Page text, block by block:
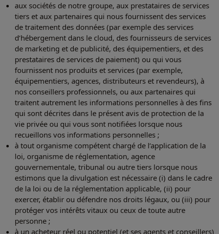
aux sociétés de notre groupe, aux prestataires de services
tiers et aux partenaires qui nous fournissent des services
de traitement des données (par exemple des services
d’hébergement dans le cloud, des fournisseurs de services
de marketing et de publicité, des équipementiers, et des
prestataires de services de paiement) ou qui vous
fournissent nos produits et services (par exemple,
équipementiers, agences, distributeurs et revendeurs), à
nos conseillers professionnels, ou aux partenaires qui
traitent autrement les informations personnelles à des fins
qui sont décrites dans le présent avis de protection de la
vie privée ou qui vous sont notifiées lorsque nous
recueillons vos informations personnelles ;
à tout organisme compétent chargé de l’application de la
loi, organisme de réglementation, agence
gouvernementale, tribunal ou autre tiers lorsque nous
estimons que la divulgation est nécessaire (i) dans le cadre
de la loi ou de la réglementation applicable, (ii) pour
exercer, établir ou défendre nos droits légaux, ou (iii) pour
protéger vos intérêts vitaux ou ceux de toute autre
personne ;
à un acheteur réel ou potentiel (et ses agents et conseillers)